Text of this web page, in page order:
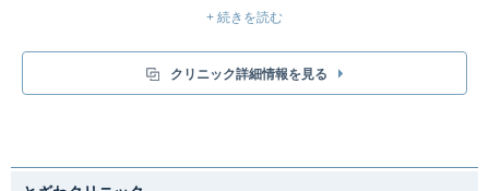
ご相談は、気軽におくぐち皮ふ科クリニックに相談してみましょう。
医療レーザー脱毛機器「ライトシェア・デザイア」を導入し
ており、今まで以上に安全で確実な脱毛になっています。おくぐち皮ふ科
仙台院の医療脱毛器「ライトシェア・デザイア」は従来機に比べ1/3程度の
+ 続きを読む
クリニック詳細情報を見る